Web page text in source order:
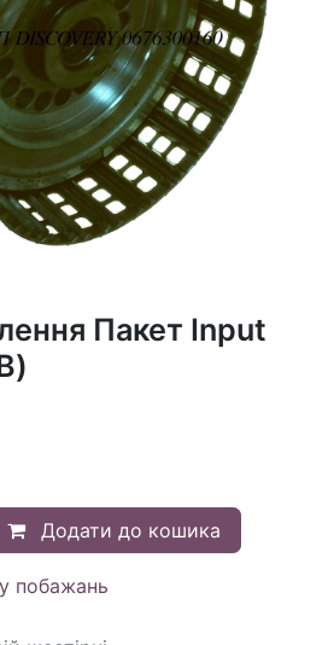
Пакет Input
Додати до кошика
побажань